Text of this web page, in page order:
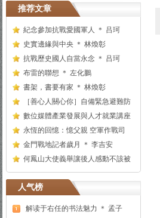
推荐文章
紀念參加抗戰愛國軍人 ＊ 吕珂
史實邊緣與中央 ＊ 林煥彰
抗戰歷史國人自當永念 ＊ 吕珂
布雷的聯想 ＊ 左化鵬
書架，書要有家 ＊ 林煥彰
［善心人關心你］自備緊急避難防
數位媒體產業發展與人才就業講座
永恆的回憶：憶父親 空軍作戰司
金門戰地記者歲月 ＊ 李吉安
何鳳山大使義舉讓後人感動不該被
人气榜
解读于右任的书法魅力 ＊ 孟子